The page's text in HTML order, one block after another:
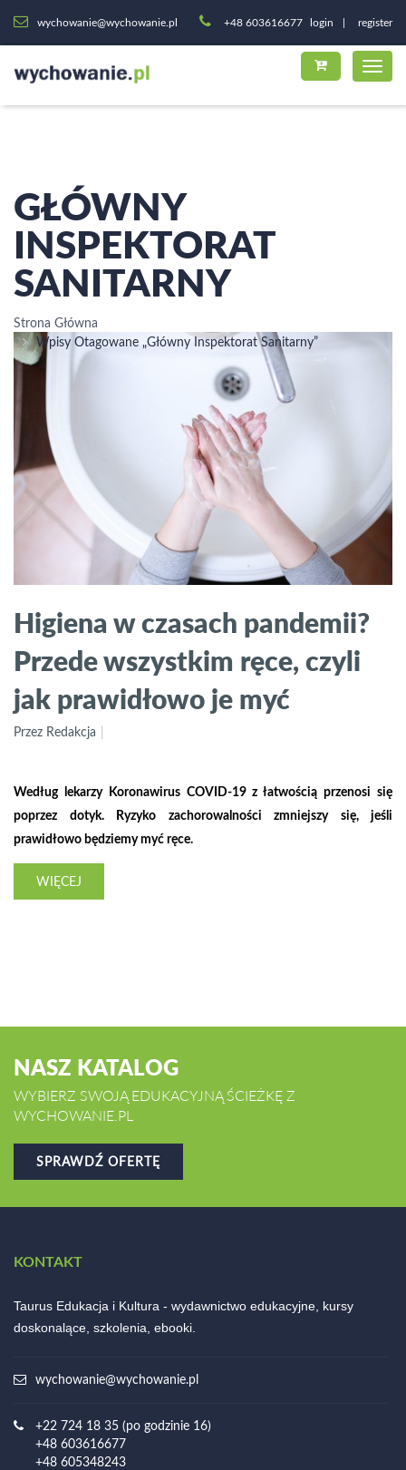
wychowanie@wychowanie.pl +48 603616677 login register
GŁÓWNY
INSPEKTORAT
SANITARNY
Strona Główna
Wpisy Otagowane „główny Inspektorat Sanitarny”
Higiena w czasach pandemii?
Przede wszystkim ręce, czyli
jak prawidłowo je myć
Przez Redakcja
Według lekarzy Koronawirus COVID-19 z łatwością przenosi się
poprzez dotyk. Ryzyko zachorowalności zmniejszy się, jeśli
prawidłowo będziemy myć ręce.
WIĘCEJ
NASZ KATALOG
WYBIERZ SWOJĄ EDUKACYJNĄ ŚCIEŻKĘ Z
WYCHOWANIE.PL
SPRAWDŹ OFERTĘ
KONTAKT
Taurus Edukacja i Kultura - wydawnictwo edukacyjne, kursy
doskonalące, szkolenia, ebooki.
wychowanie@wychowanie.pl
+22 724 18 35 (po godzinie 16)
+48 603616677
+48 605348243